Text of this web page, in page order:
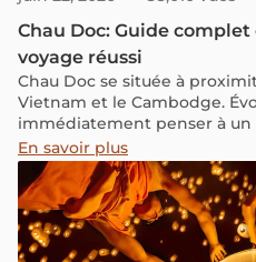
Chau Doc: Guide
voyage réussi
Chau Doc se située à
Vietnam et le Cambodge.
immédiatement penser à
cultures se rencontrent.
mêle harmonieusement à
récits spirituels merveilleux.
fournirons une liste des
que des informations
maximum de votre séjour à
En savoir plus